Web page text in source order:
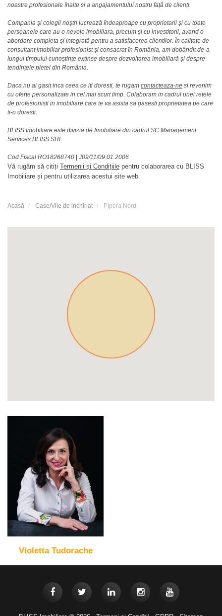
noastre profesionale înalte și a angajamentului nostru față de clienți.
Compania și colegii noștri lucrează îndeaproape cu proprietarii și cu toate
persoanele care au o nevoie imobiliara, precum și cu investitorii, avand o
abordare completa și integrată pentru a satisfacerea clientilor. În calitate de
consultant imobiliar profesionist și consacrat în România, am dobândit de-a
lungul timpului cunoștințe extinse despre dezvoltarea imobiliară și despre
tendințele pietei din România.
Daca nu ai gasit inca ceea ce iti doresti, te rugam contacteaza-ne si revenim
cu oferte personalizate in cel mai scurt timp. Colaboram in cadrul unei retele
de profesionisti in imobiliare care te va asista sa gasesti proprietatea pe care
ti-o doresti.
BLISS Imobiliare este divizia de Imobiliare din cadrul SC Management
Services BLISS SRL
Cod Fiscal RO18268740 | J09/11/09.01.2006
Vă rugăm să citiți Termenii și Condițiile pentru colaborarea cu BLISS
Imobiliare și pentru utilizarea acestui site web.
Acasă Case/Vile de inchiriat Pipera Nord
Violetta Tudorache